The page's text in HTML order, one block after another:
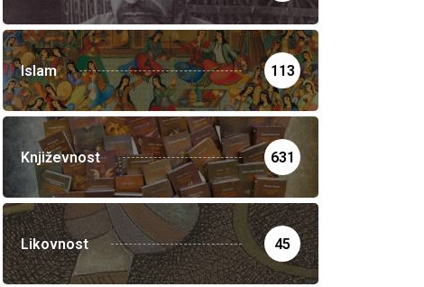
Islam 113
Književnost 631
Likovnost 45